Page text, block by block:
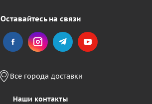
Оставайтесь на связи
Все города доставки
Наши контакты